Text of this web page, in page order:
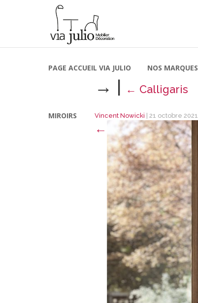
PAGE ACCUEIL VIA JULIO NOS MARQUES
MIROIRS
→ | ← Calligaris
Vincent Nowicki 21 octobre 2021
←